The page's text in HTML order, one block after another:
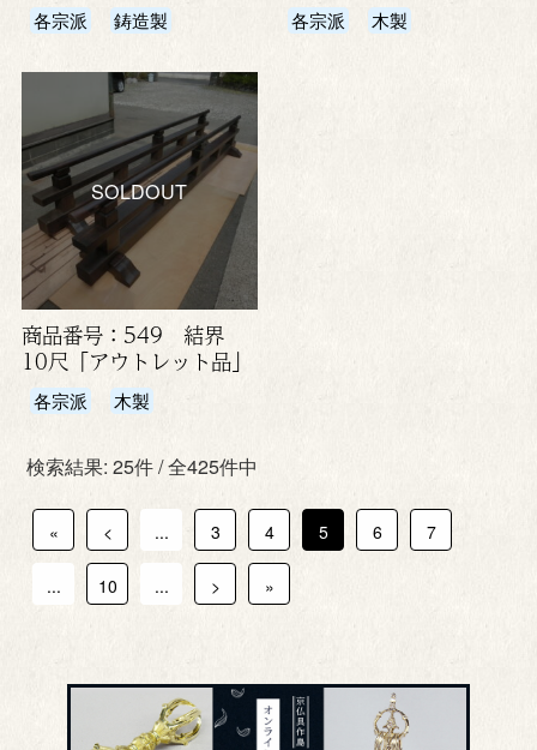
各宗派 鋳造製 各宗派 木製
SOLDOUT
商品番号：549 結界
10尺「アウトレット品」
各宗派 木製
検索結果: 25件 / 全425件中
« < ... 3 4 5 6 7
... 10 ... > »